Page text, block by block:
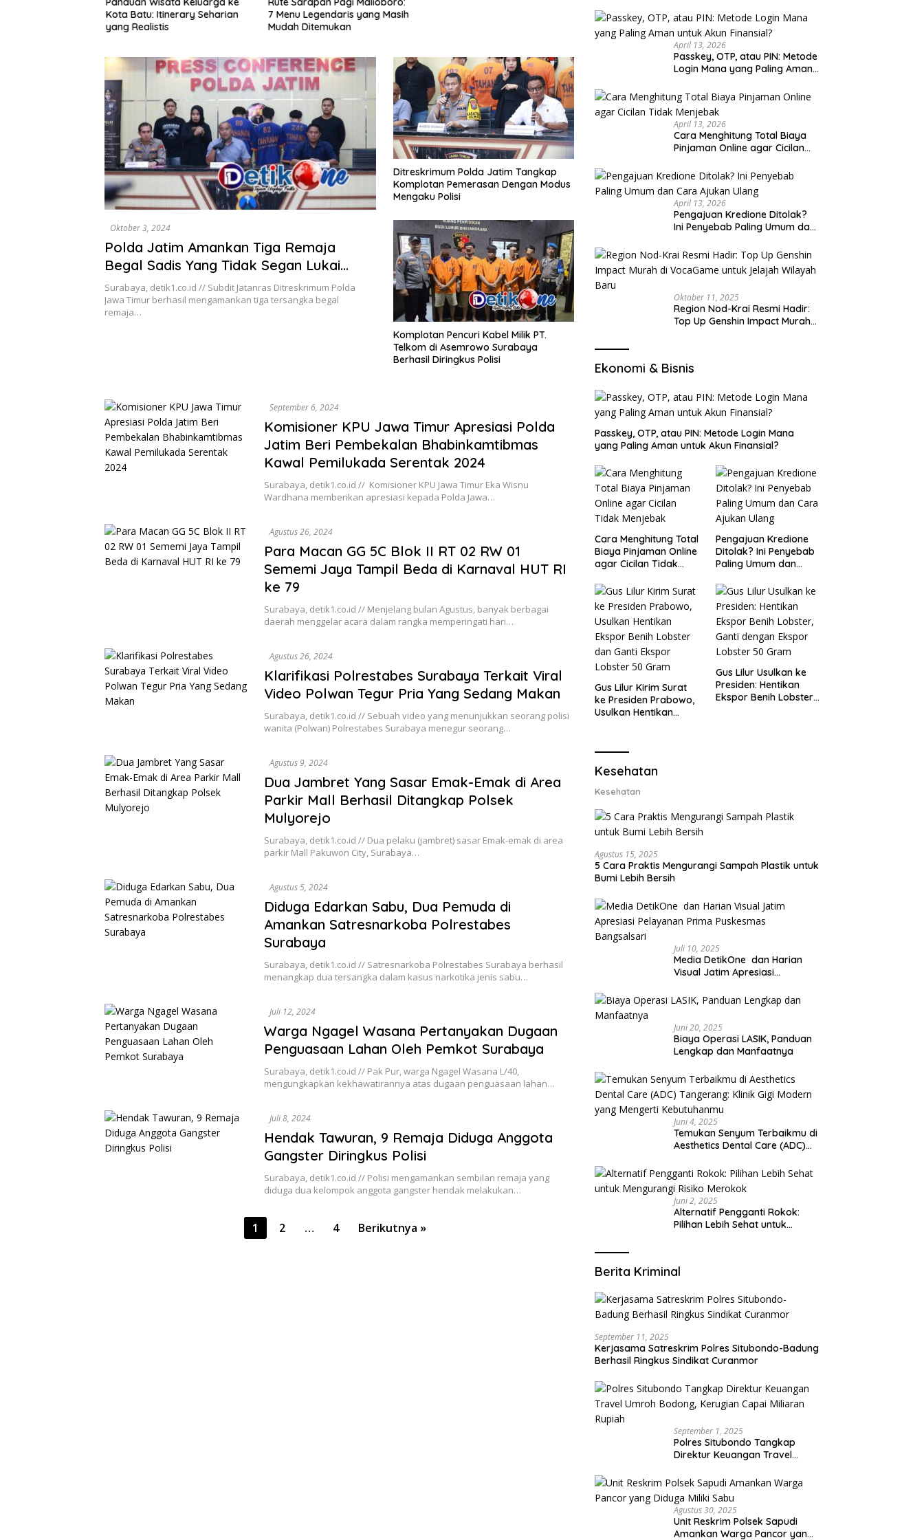
Kota Batu: Itinerary Seharian
yang Realistis
7 Menu Legendaris yang Masih
Mudah Ditemukan
Oktober 3, 2024
Polda Jatim Amankan Tiga Remaja
Begal Sadis Yang Tidak Segan Lukai
Korbannya
Surabaya, detik1.co.id // Subdit Jatanras Ditreskrimum Polda
Jawa Timur berhasil mengamankan tiga tersangka begal
remaja…
Ditreskrimum Polda Jatim Tangkap
Komplotan Pemerasan Dengan Modus
Mengaku Polisi
Komplotan Pencuri Kabel Milik PT.
Telkom di Asemrowo Surabaya
Berhasil Diringkus Polisi
September 6, 2024
Komisioner KPU Jawa Timur Apresiasi Polda
Jatim Beri Pembekalan Bhabinkamtibmas
Kawal Pemilukada Serentak 2024
Surabaya, detik1.co.id // Komisioner KPU Jawa Timur Eka Wisnu
Wardhana memberikan apresiasi kepada Polda Jawa…
Agustus 26, 2024
Para Macan GG 5C Blok II RT 02 RW 01
Sememi Jaya Tampil Beda di Karnaval HUT RI
ke 79
Surabaya, detik1.co.id // Menjelang bulan Agustus, banyak berbagai
daerah menggelar acara dalam rangka memperingati hari…
Agustus 26, 2024
Klarifikasi Polrestabes Surabaya Terkait Viral
Video Polwan Tegur Pria Yang Sedang Makan
Surabaya, detik1.co.id // Sebuah video yang menunjukkan seorang polisi
wanita (Polwan) Polrestabes Surabaya menegur seorang…
Agustus 9, 2024
Dua Jambret Yang Sasar Emak-Emak di Area
Parkir Mall Berhasil Ditangkap Polsek
Mulyorejo
Surabaya, detik1.co.id // Dua pelaku (jambret) sasar Emak-emak di area
parkir Mall Pakuwon City, Surabaya…
Agustus 5, 2024
Diduga Edarkan Sabu, Dua Pemuda di
Amankan Satresnarkoba Polrestabes
Surabaya
Surabaya, detik1.co.id // Satresnarkoba Polrestabes Surabaya berhasil
menangkap dua tersangka dalam kasus narkotika jenis sabu…
Juli 12, 2024
Warga Ngagel Wasana Pertanyakan Dugaan
Penguasaan Lahan Oleh Pemkot Surabaya
Surabaya, detik1.co.id // Pak Pur, warga Ngagel Wasana L/40,
mengungkapkan kekhawatirannya atas dugaan penguasaan lahan…
Juli 8, 2024
Hendak Tawuran, 9 Remaja Diduga Anggota
Gangster Diringkus Polisi
Surabaya, detik1.co.id // Polisi mengamankan sembilan remaja yang
diduga dua kelompok anggota gangster hendak melakukan…
1 2 … 4 Berikutnya »
April 13, 2026
Passkey, OTP, atau PIN: Metode
Login Mana yang Paling Aman
April 13, 2026
Cara Menghitung Total Biaya
Pinjaman Online agar Cicilan
April 13, 2026
Pengajuan Kredione Ditolak?
Ini Penyebab Paling Umum dan
Oktober 11, 2025
Region Nod-Krai Resmi Hadir:
Top Up Genshin Impact Murah
Ekonomi & Bisnis
Passkey, OTP, atau PIN: Metode Login Mana
yang Paling Aman untuk Akun Finansial?
Cara Menghitung Total
Biaya Pinjaman Online
agar Cicilan Tidak
Pengajuan Kredione
Ditolak? Ini Penyebab
Paling Umum dan
Gus Lilur Kirim Surat
ke Presiden Prabowo,
Usulkan Hentikan
Lobster 50 Gram
Gus Lilur Usulkan ke
Presiden: Hentikan
Ekspor Benih Lobster,
Kesehatan
Kesehatan
Agustus 15, 2025
5 Cara Praktis Mengurangi Sampah Plastik untuk
Bumi Lebih Bersih
Juli 10, 2025
Media DetikOne dan Harian
Visual Jatim Apresiasi
Bangsalsari
Juni 20, 2025
Biaya Operasi LASIK, Panduan
Lengkap dan Manfaatnya
Juni 4, 2025
Temukan Senyum Terbaikmu di
Aesthetics Dental Care (ADC)
yang Mengerti Kebutuhanmu
Juni 2, 2025
Alternatif Pengganti Rokok:
Pilihan Lebih Sehat untuk
Berita Kriminal
September 11, 2025
Kerjasama Satreskrim Polres Situbondo-Badung
Berhasil Ringkus Sindikat Curanmor
September 1, 2025
Polres Situbondo Tangkap
Direktur Keuangan Travel
Capai Miliaran Rupiah
Agustus 30, 2025
Unit Reskrim Polsek Sapudi
Amankan Warga Pancor yang